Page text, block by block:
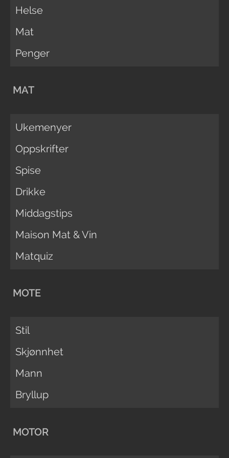
Helse
Mat
Penger
MAT
Ukemenyer
Oppskrifter
Spise
Drikke
Middagstips
Maison Mat & Vin
Matquiz
MOTE
Stil
Skjønnhet
Mann
Bryllup
MOTOR